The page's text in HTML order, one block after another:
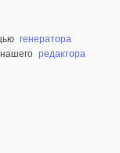
генератора
редактора